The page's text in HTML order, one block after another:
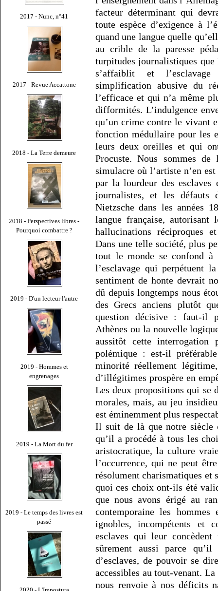
2017 - Nunc, n°41
2017 - Revue Accattone
2018 - La Terre demeure
2018 - Perspectives libres -
Pourquoi combattre ?
2019 - D'un lecteur l'autre
2019 - Hommes et
engrenages
2019 - La Mort du fer
2019 - Le temps des livres est
passé
facteur déterminant qui
toute espèce d’exigence à
quand une langue quelle
au crible de la paresse
turpitudes journalistiques
s’affaiblit et
simplification abusive du
l’efficace et qui n’a même
difformités. L’indulgence
qu’un crime contre le vivant
fonction médullaire pour les
leurs deux oreilles et qui
Procuste. Nous sommes
simulacre où l’artiste n’en
par la lourdeur des
journalistes, et les défauts
Nietzsche dans les années
langue française,
hallucinations réciproques
Dans une telle société, plus
tout le monde se confond à
l’esclavage qui perpétuent
sentiment de honte devrait
dû depuis longtemps nous
des Grecs anciens plutôt
question décisive : faut-il
Athènes ou la nouvelle
aussitôt cette
polémique : est-il
minorité réellement
d’illégitimes prospère en
Les deux propositions qui se
morales, mais, au jeu
est éminemment plus
Il suit de là que notre siècle
qu’il a procédé à tous les
aristocratique, la culture
l’occurrence, qui ne peut
résolument charismatiques et
quoi ces choix ont-ils été
que nous avons érigé au
contemporaine les
ignobles, incompétents et
esclaves qui leur
sûrement aussi parce
d’esclaves, de pouvoir se
accessibles au tout-venant.
nous renvoie à nos déficits